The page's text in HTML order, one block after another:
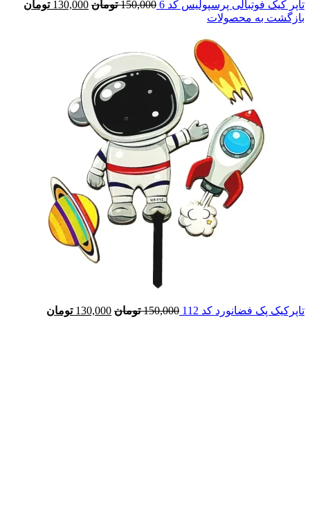
تاپر کیک فوتبالی پرسپولیس کد 6 150,000 تومان 130,000 تومان
بازگشت به محصولات
تاپرکیک پک فضانورد کد 112 150,000 تومان 130,000 تومان